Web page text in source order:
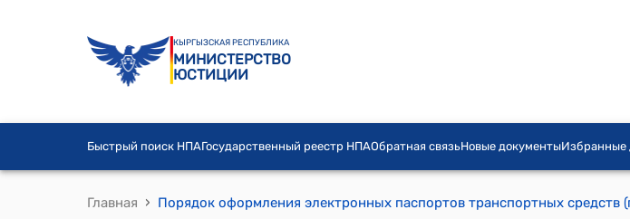
КЫРГЫЗСКАЯ РЕСПУБЛИКА
МИНИСТЕРСТВО
ЮСТИЦИИ
Быстрый поиск НПАГосударственный реестр НПАОбратная связьНовые документыИзбранные
Главная ›